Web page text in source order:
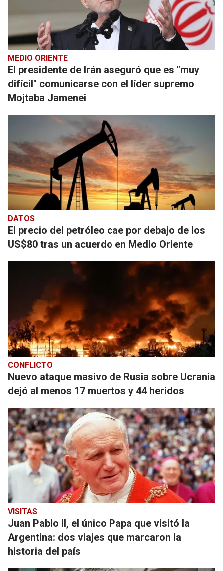
MEDIO ORIENTE
El presidente de Irán aseguró que es "muy
difícil" comunicarse con el líder supremo
Mojtaba Jamenei
DATOS
El precio del petróleo cae por debajo de los
US$80 tras un acuerdo en Medio Oriente
CONFLICTO
Nuevo ataque masivo de Rusia sobre Ucrania
dejó al menos 17 muertos y 44 heridos
VISITAS
Juan Pablo II, el único Papa que visitó la
Argentina: dos viajes que marcaron la
historia del país